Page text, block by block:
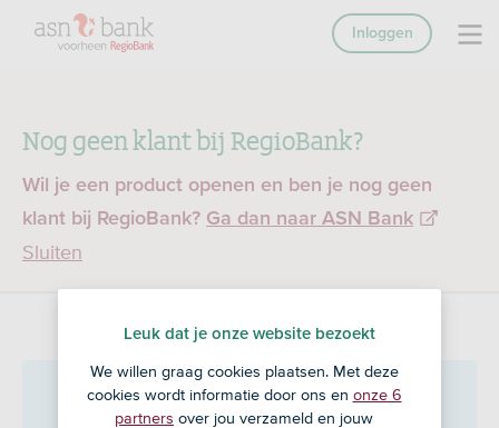
Nog geen klant bij RegioBank?
Wil je een product openen en ben je nog geen
klant bij RegioBank? Ga dan naar ASN Bank
Sluiten
Inloggen
Vandemoss Assurantien
Leuk dat je onze website bezoekt
We willen graag cookies plaatsen. Met deze
cookies wordt informatie door ons en onze 6
partners over jou verzameld en jouw